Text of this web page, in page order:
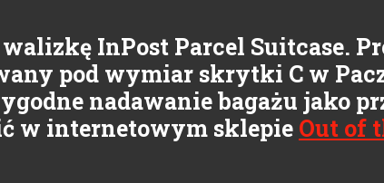
InPost Parcel Suitcase.
pod wymiar skrytki C w
nadawanie bagażu jako
w internetowym sklepie Out of